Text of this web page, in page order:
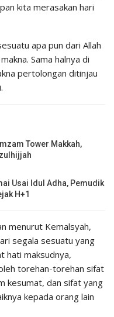
kita merasakan hari
apa pun dari Allah
Sama halnya di
pertolongan ditinjau
Tower Makkah,
Usai Idul Adha, Pemudik
H+1
menurut Kemalsyah,
segala sesuatu yang
hati maksudnya,
torehan-torehan sifat
kesumat, dan sifat yang
kepada orang lain